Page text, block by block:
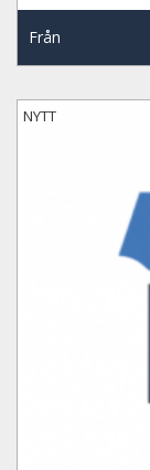
Från
NYTT